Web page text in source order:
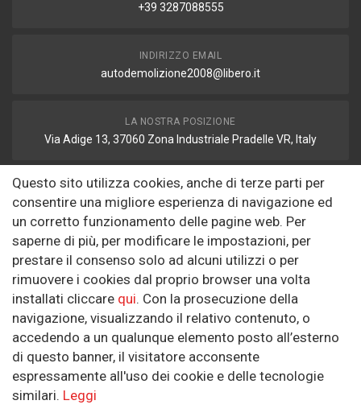
+39 3287088555
INDIRIZZO EMAIL
autodemolizione2008@libero.it
LA NOSTRA POSIZIONE
Via Adige 13, 37060 Zona Industriale Pradelle VR, Italy
FAX
autodemolizione2008@libero.it
Informazioni
Riguardo a noi
Politica sulla Riservatezza
SEGUICI SUI SOCIAL
Questo sito utilizza cookies, anche di terze parti per
consentire una migliore esperienza di navigazione ed
un corretto funzionamento delle pagine web. Per
saperne di più, per modificare le impostazioni, per
prestare il consenso solo ad alcuni utilizzi o per
rimuovere i cookies dal proprio browser una volta
installati cliccare qui. Con la prosecuzione della
navigazione, visualizzando il relativo contenuto, o
accedendo a un qualunque elemento posto all’esterno
di questo banner, il visitatore acconsente
espressamente all'uso dei cookie e delle tecnologie
similari. Leggi